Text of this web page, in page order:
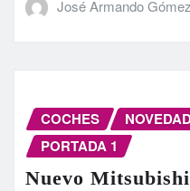
José Armando Gómez
COCHES
PORTADA 1
Nuevo